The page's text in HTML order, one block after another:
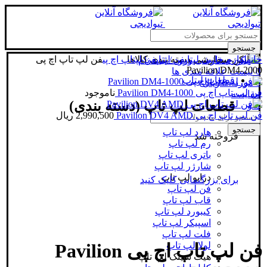
جستجو
ورود / ثبت نام
0 لیست علاقه مندی ها
0 مورد/
0 ریال
مقایسه
منو
جستجو
دسته بندی کالاها
قطعات لپتاپ
قطعات لپ تاپ (دسته بندی)
هارد لپ تاپ
رم لپ تاپ
باتری لپ تاپ
شارژر لپ تاپ
درایو لپ تاپ
فن لپ تاپ
قاب لپ تاپ
کیبورد لپ تاپ
اسپیکر لپ تاپ
فلت لپ تاپ
لولا لپ تاپ
هیت سینک لپ تاپ
خانهلوازم جانبی لپتاپفن لپتاپفن لپتاپ اچ پیفن لپ تاپ اچ پی
Pavilion DM4-2000
فن لپ تاپ اچ پی Pavilion DM4-1000 ناموجود
فن لپ تاپ اچ پی Pavilion DV4 AMD 2,990,500 ریال
فروخته شد
برای بزرگنمایی کلیک کنید
فن لپ تاپ اچ پی Pavilion